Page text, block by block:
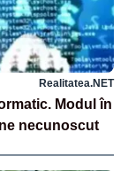
Realitatea.NET
Modul în
necunoscut